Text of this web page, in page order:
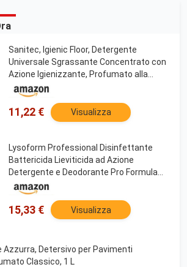
Sanitec, Igienic Floor, Detergente
Universale Sgrassante Concentrato con
Azione Igienizzante, Profumato alla
Lavanda Selvatica, Attivo su Qualsiasi
Tipo di Sporco, Made in Italy, 5 L
11,22 € Visualizza
Lysoform Professional Disinfettante
Battericida Lieviticida ad Azione
Detergente e Deodorante Pro Formula
Igienizzante Anti Odore - Tanica da 5L
15,33 € Visualizza
Azzurra, Detersivo per Pavimenti
Classico, 1 L